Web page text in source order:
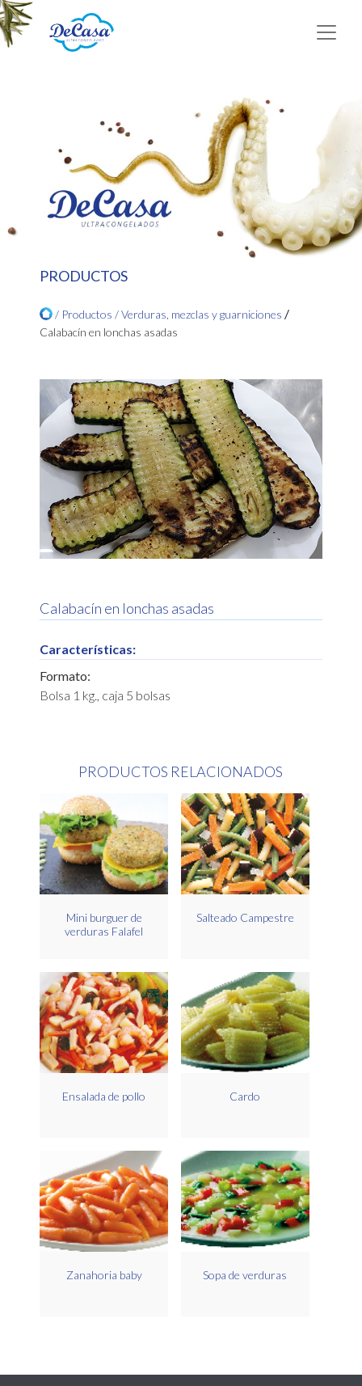
PRODUCTOS
/ Productos /Verduras, mezclas y guarniciones /
Calabacín en lonchas asadas
Calabacín en lonchas asadas
Características:
Formato:
Bolsa 1 kg., caja 5 bolsas
PRODUCTOS RELACIONADOS
Mini burguer de
verduras Falafel
Salteado Campestre
Ensalada de pollo Cardo
Zanahoria baby Sopa de verduras